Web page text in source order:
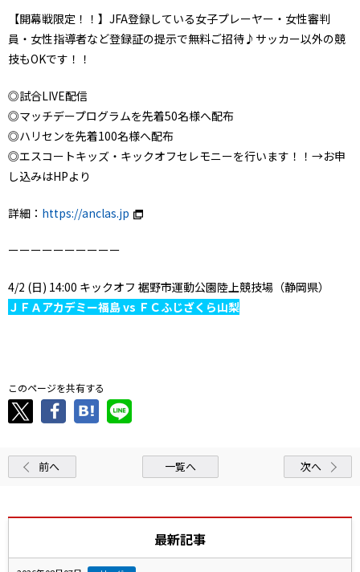
【開幕戦限定！！】JFA登録している女子プレーヤー・女性審判
員・女性指導者など登録証の提示で無料ご招待♪サッカー以外の競
技もOKです！！
◎試合LIVE配信
◎マッチデープログラムを先着50名様へ配布
◎ハリセンを先着100名様へ配布
◎エスコートキッズ・キックオフセレモニーを行います！！→お申
し込みはHPより
詳細： https://anclas.jp
ーーーーーーーーーー
4/2 (日) 14:00 キックオフ 裾野市運動公園陸上競技場（静岡県）
ＪＦＡアカデミー福島 vs ＦＣふじざくら山梨
このページを共有する
前へ 一覧へ 次へ
最新記事